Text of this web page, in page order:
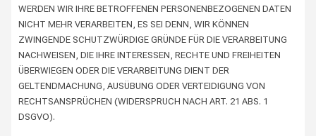
WERDEN WIR IHRE BETROFFENEN PERSONENBEZOGENEN DATEN
NICHT MEHR VERARBEITEN, ES SEI DENN, WIR KÖNNEN
ZWINGENDE SCHUTZWÜRDIGE GRÜNDE FÜR DIE VERARBEITUNG
NACHWEISEN, DIE IHRE INTERESSEN, RECHTE UND FREIHEITEN
ÜBERWIEGEN ODER DIE VERARBEITUNG DIENT DER
GELTENDMACHUNG, AUSÜBUNG ODER VERTEIDIGUNG VON
RECHTSANSPRÜCHEN (WIDERSPRUCH NACH ART. 21 ABS. 1
DSGVO).